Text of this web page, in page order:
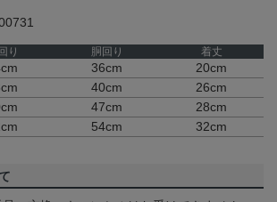
り 胴回り 着丈
36cm
20cm
40cm
26cm
47cm
28cm
54cm 32cm